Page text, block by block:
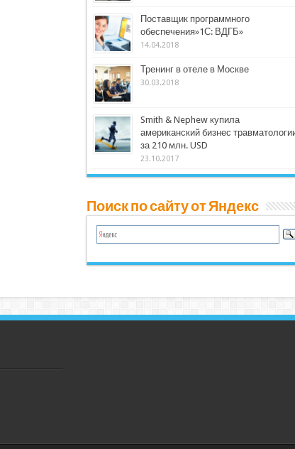
Поставщик программного
обеспечения»1С: ВДГБ»
14.04.2018
Тренинг в отеле в Москве
30.03.2018
Smith & Nephew купила
американский бизнес
за 210 млн. USD
23.10.2017
Поиск по сайту от Яндекс